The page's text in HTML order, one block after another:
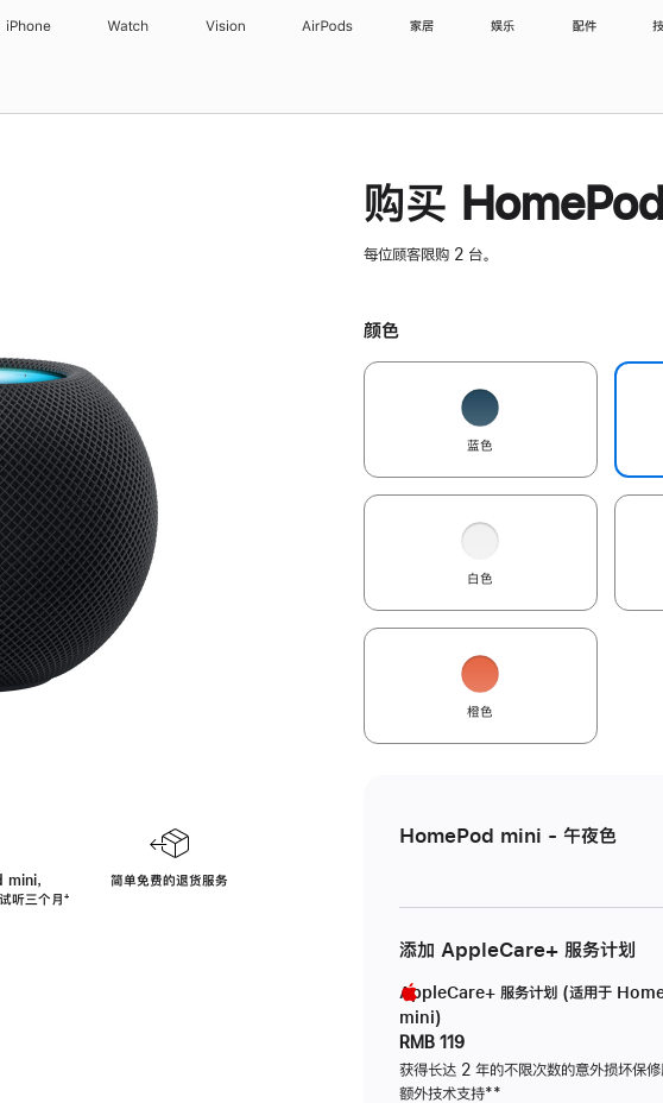
iPhone Watch Vision AirPods 家居 娱乐 配件
，
听三个月脚
⁺
简单免费的退货服务
购买
每位顾客限购 2 台。
颜色
蓝色
白色
橙色
HomePod mini - 午夜色
添加 AppleCare+ 服务计划
AppleCare+ 服务计划 (适用于
mini)
RMB 119
获得长达 2 年的不限次数的意外损坏保
额外技术支持脚
**